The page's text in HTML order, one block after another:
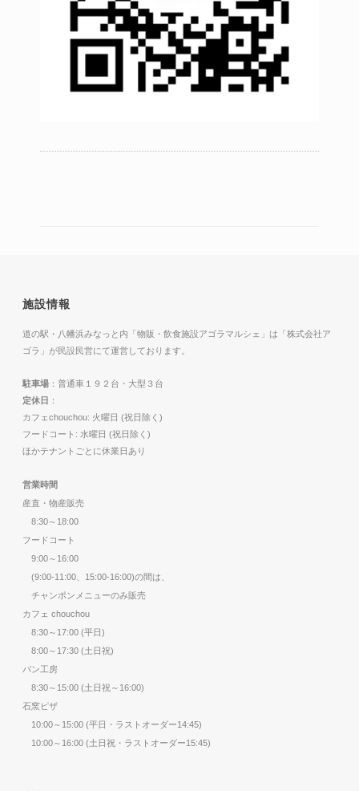
施設情報
道の駅・八幡浜みなっと内「物販・飲食施設アゴラマルシェ」は「株式会社ア
ゴラ」が民設民営にて運営しております。
駐車場 ：普通車１９２台・大型３台
定休日 ：
カフェchouchou: 火曜日 (祝日除く)
フードコート: 水曜日 (祝日除く)
ほかテナントごとに休業日あり
営業時間
産直・物産販売
8:30～18:00
フードコート
9:00～16:00
(9:00-11:00、15:00-16:00)の間は、
チャンポンメニューのみ販売
カフェ chouchou
8:30～17:00 (平日)
8:00～17:30 (土日祝)
パン工房
8:30～15:00 (土日祝～16:00)
石窯ピザ
10:00～15:00 (平日・ラストオーダー14:45)
10:00～16:00 (土日祝・ラストオーダー15:45)